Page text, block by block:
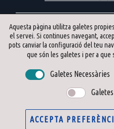
Les
Qui
Política
Política
Aquesta pàgina utilitza galetes
el servei. Si continues navegant,
pots canviar la configuració del teu
que són les galetes i per a que
Galetes Necessàries
ACCEPTA